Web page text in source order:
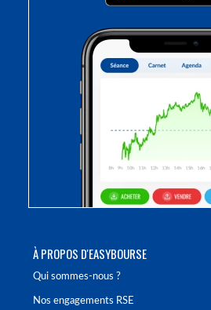
À PROPOS D'EASYBOURSE
Qui sommes-nous ?
Nos engagements RSE